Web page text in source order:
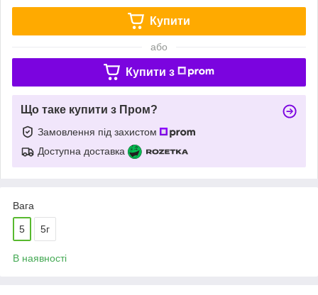
Купити
або
Купити з
Що таке купити з Пром?
Замовлення під захистом
Доступна доставка
Вага
5 5г
В наявності